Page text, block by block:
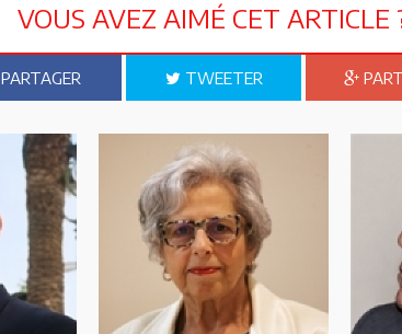
VOUS AVEZ AIMÉ CET ARTICLE
PARTAGER TWEETER